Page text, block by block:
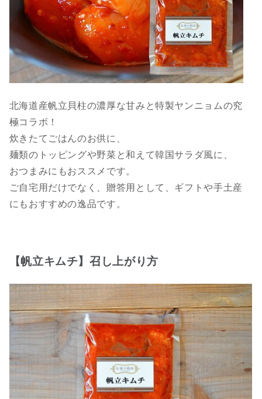
北海道産帆立貝柱の濃厚な甘みと特製ヤンニョムの究
極コラボ！
炊きたてごはんのお供に、
麺類のトッピングや野菜と和えて韓国サラダ風に、
おつまみにもおススメです。
ご自宅用だけでなく、贈答用として、ギフトや手土産
にもおすすめの逸品です。
【帆立キムチ】召し上がり方